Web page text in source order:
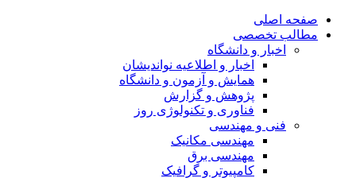
صفحه اصلی
مطالب تخصصی
اخبار و دانشگاه
اخبار و اطلاعیه نواندیشان
همایش و آزمون و دانشگاه
پژوهش و گزارش
فناوری و تکنولوژی روز
فنی و مهندسی
مهندسی مکانیک
مهندسی برق
کامپیوتر و گرافیک